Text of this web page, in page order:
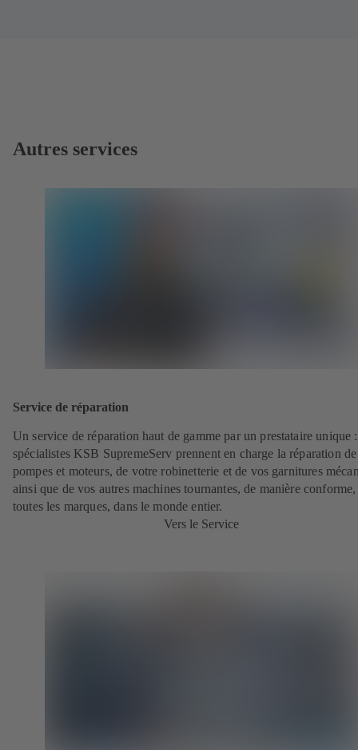
Autres services
Service de réparation
Un service de réparation haut de gamme par un prestataire unique
spécialistes KSB SupremeServ prennent en charge la réparation
pompes et moteurs, de votre robinetterie et de vos garnitures
ainsi que de vos autres machines tournantes, de manière
toutes les marques, dans le monde entier.
Vers le Service